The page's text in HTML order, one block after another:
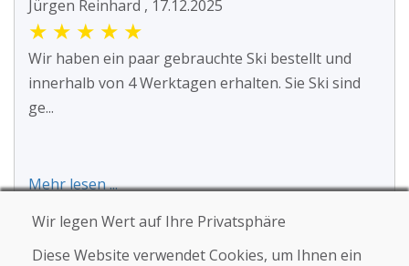
Jürgen Reinhard , 17.12.2025
★ ★ ★ ★ ★
Wir haben ein paar gebrauchte Ski bestellt und
innerhalb von 4 Werktagen erhalten. Sie Ski sind
ge...
Mehr lesen ...
Weitere Rezensionen ansehen >
Wir legen Wert auf Ihre Privatsphäre
Diese Website verwendet Cookies, um Ihnen ein